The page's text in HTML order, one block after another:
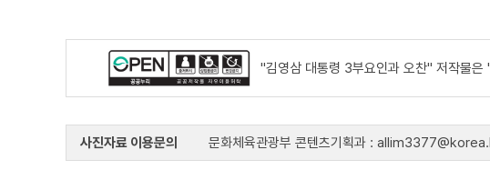
"김영삼 대통령 3부요인과 오찬" 저작물
사진자료 이용문의 문화체육관광부 콘텐츠기획과 :